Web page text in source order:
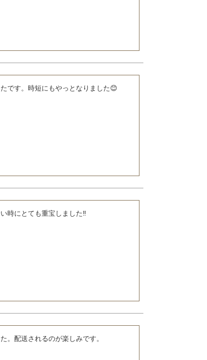
です。時短にもやっとなりました😊
時にとても重宝しました‼️
。配送されるのが楽しみです。